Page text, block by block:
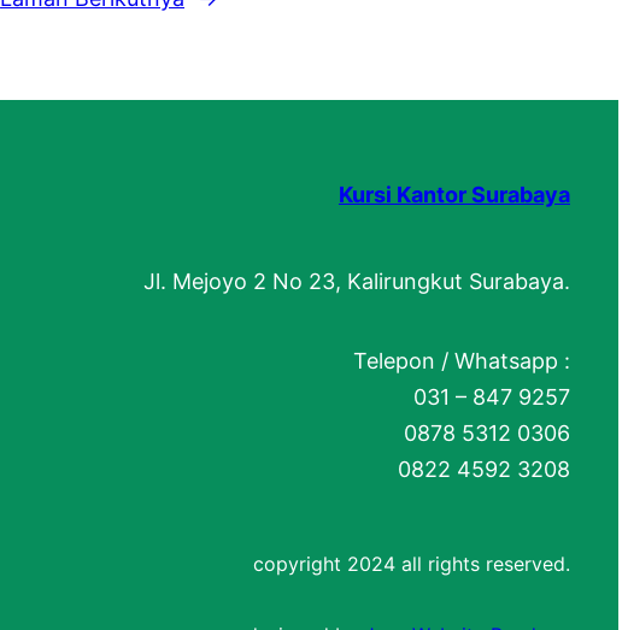
Kursi Kantor Surabaya
Jl. Mejoyo 2 No 23, Kalirungkut Surabaya.
Telepon / Whatsapp :
031 – 847 9257
0878 5312 0306
0822 4592 3208
copyright 2024 all rights reserved.